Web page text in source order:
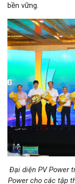
bền vững.
Đại diện PV Power
Power cho các tập